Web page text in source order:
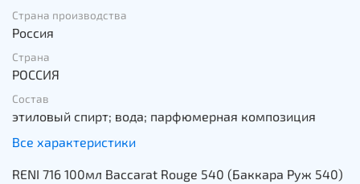
Страна производства
Россия
Страна
РОССИЯ
Состав
этиловый спирт; вода; парфюмерная композиция
Все характеристики
RENI 716 100мл Baccarat Rouge 540 (Баккара Руж 540)